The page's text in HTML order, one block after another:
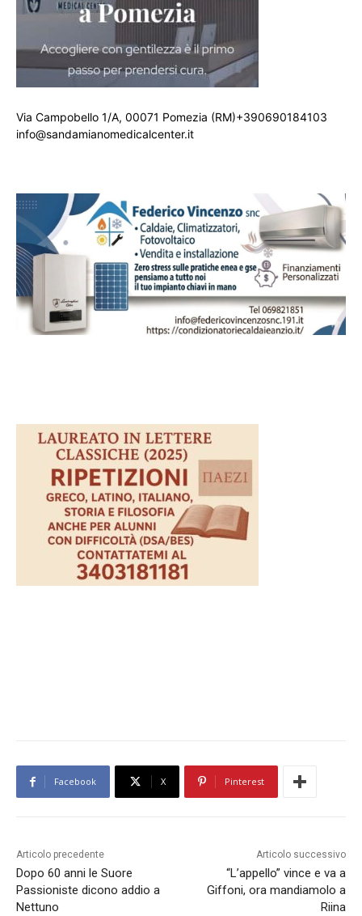
Via Campobello 1/A, 00071 Pomezia (RM)+390690184103
info@sandamianomedicalcenter.it
Facebook X Pinterest
Articolo precedente
Dopo 60 anni le Suore
Passioniste dicono addio a
Nettuno
Articolo successivo
“L’appello” vince e va a
Giffoni, ora mandiamolo a
Riina